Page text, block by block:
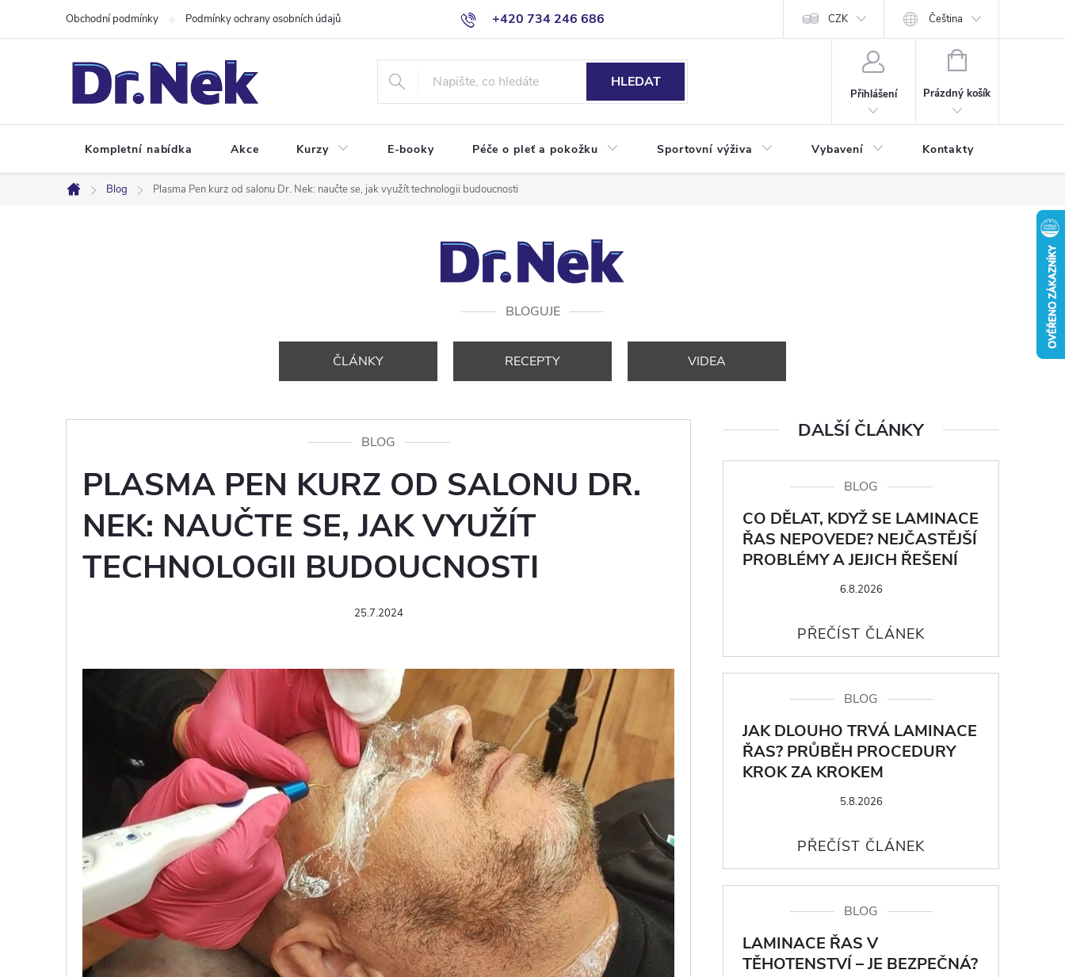
+420 734 246 686
Obchodní podmínky Podmínky ochrany osobních údajů CZK Čeština
HLEDAT
Přihlášení
NÁKUPNÍ
Prázdný košík
Kompletní nabídka Akce Kurzy E-booky Péče o pleť a pokožku Sportovní výživa Vybavení Kontakty
Domů
Blog Plasma Pen kurz od salonu Dr. Nek: naučte se, jak využít technologii budoucnosti
BLOGUJE
ČLÁNKY RECEPTY VIDEA
BLOG
PLASMA PEN KURZ OD SALONU DR.
NEK: NAUČTE SE, JAK VYUŽÍT
TECHNOLOGII BUDOUCNOSTI
25.7.2024
DALŠÍ ČLÁNKY
BLOG
CO DĚLAT, KDYŽ SE LAMINACE
ŘAS NEPOVEDE? NEJČASTĚJŠÍ
PROBLÉMY A JEJICH ŘEŠENÍ
6.8.2026
BLOG
JAK DLOUHO TRVÁ LAMINACE
ŘAS? PRŮBĚH PROCEDURY
KROK ZA KROKEM
5.8.2026
BLOG
LAMINACE ŘAS V
TĚHOTENSTVÍ – JE BEZPEČNÁ?